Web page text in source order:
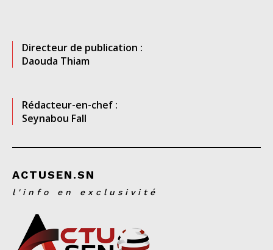
Directeur de publication :
Daouda Thiam
Rédacteur-en-chef :
Seynabou Fall
ACTUSEN.SN
l'info en exclusivité